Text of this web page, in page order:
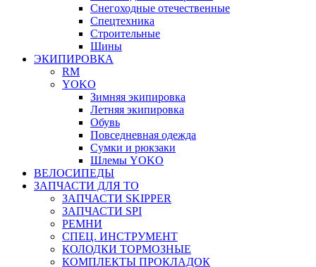
Снегоходные отечественные
Спецтехника
Строительные
Шины
ЭКИПИРОВКА
RM
YOKO
Зимняя экипировка
Летняя экипировка
Обувь
Повседневная одежда
Сумки и рюкзаки
Шлемы YOKO
ВЕЛОСИПЕДЫ
ЗАПЧАСТИ ДЛЯ ТО
ЗАПЧАСТИ SKIPPER
ЗАПЧАСТИ SPI
РЕМНИ
СПЕЦ. ИНСТРУМЕНТ
КОЛОДКИ ТОРМОЗНЫЕ
КОМПЛЕКТЫ ПРОКЛАДОК